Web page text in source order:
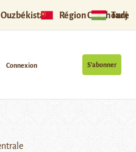
Ouzbékistan Région Ouïghoure
S’abonner
Connexion